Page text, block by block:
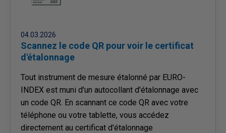
04.03.2026
Scannez le code QR pour voir le certificat
d'étalonnage
Tout instrument de mesure étalonné par EURO-
INDEX est muni d'un autocollant d'étalonnage avec
un code QR. En scannant ce code QR avec votre
téléphone ou votre tablette, vous accédez
directement au certificat d'étalonnage